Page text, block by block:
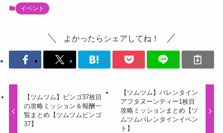
イベント
よかったらシェアしてね！
【ツムツム】ビンゴ37枚目
の攻略ミッション＆報酬一
覧まとめ【ツムツムビンゴ
37】
【ツムツム】バレンタイン
アフタヌーンティー1枚目
攻略ミッションまとめ【ツ
ムツムバレンタインイベン
ト】